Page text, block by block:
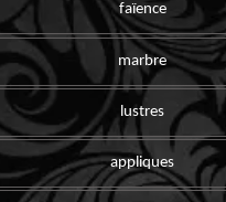
faïence
marbre
lustres
appliques